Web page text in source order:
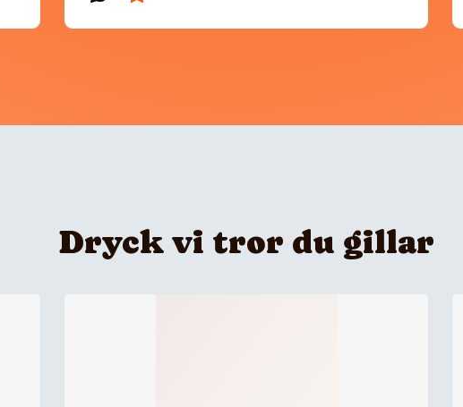
Dryck vi tror du gillar